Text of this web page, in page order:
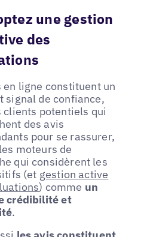
une gestion
des
en ligne constituent un
signal de confiance,
clients potentiels qui
des avis
pour se rassurer,
moteurs de
qui considèrent les
(et gestion active
) comme un
crédibilité et
.